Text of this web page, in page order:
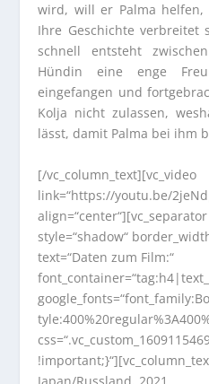
wird, will er Palma
Ihre Geschichte verbreitet
schnell entsteht
Hündin eine enge
eingefangen und
Kolja nicht zulassen,
lässt, damit Palma bei ihm
[/vc_column_text][vc_video
link=“https://youtu.be/
style=“shadow“
text=“Daten zum Film:“
Japan/Russland, 2021